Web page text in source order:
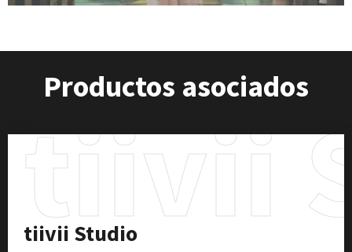
Productos asociados
tiivii
tiivii Studio